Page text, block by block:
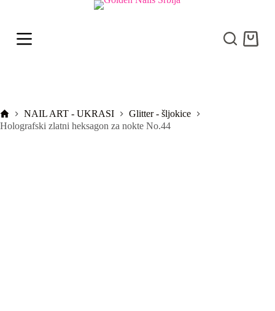
p
e
n
PočetnaNAIL ART - UKRASI
Glitter - šljokice
Holografski zlatni heksagon za nokte No.44